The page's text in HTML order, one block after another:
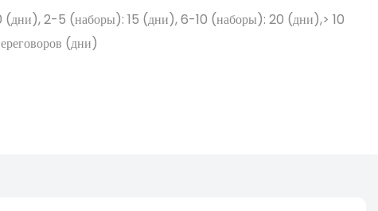
(дни), 2-5 (наборы): 15 (дни), 6-10 (наборы): 20 (дни),> 10
(дни)